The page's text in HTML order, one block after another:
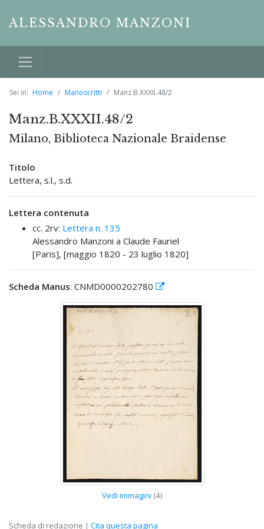
ALESSANDRO MANZONI
Sei in: Home Manoscritti Manz.B.XXXII.48/2
Manz.B.XXXII.48/2
Milano, Biblioteca Nazionale Braidense
Titolo
Lettera, s.l., s.d.
Lettera contenuta
cc. 2rv: Lettera n. 135
Alessandro Manzoni a Claude Fauriel
[Paris], [maggio 1820 - 23 luglio 1820]
Scheda Manus: CNMD0000202780
Vedi immagini (4)
Scheda di redazione | Cita questa pagina